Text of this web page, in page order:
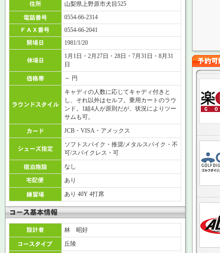
山梨県上野原市犬目525
0554-66-2314
0554-66-2041
1981/1/20
1月1日・2月27日・28日・7月31日・8月31
日
～ 円
キャディの人数に応じてキャディ付きと
し、それ以外はセルフ。乗用カートのラウ
ンド。1組4人が原則だが、状況によりツー
サムも可。
JCB・VISA・アメックス
ソフトスパイク・推奨/メタルスパイク・不
可/スパイクレス・可
なし
あり
あり 40Y 4打席
林 昭好
丘陵